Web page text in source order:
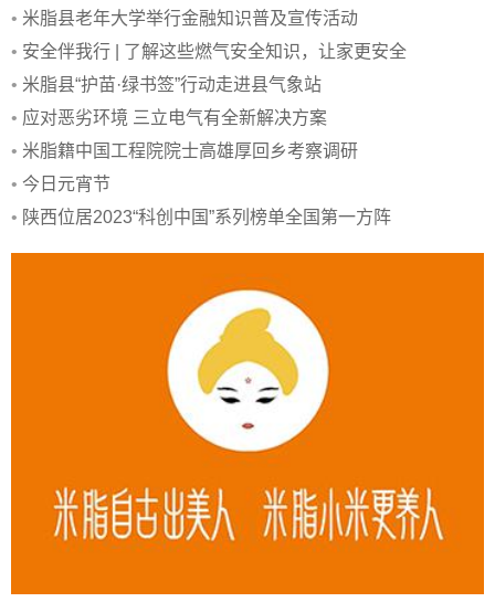
• 米脂县老年大学举行金融知识普及宣传活动
• 安全伴我行 | 了解这些燃气安全知识，让家更安全
• 米脂县“护苗·绿书签”行动走进县气象站
• 应对恶劣环境 三立电气有全新解决方案
• 米脂籍中国工程院院士高雄厚回乡考察调研
• 今日元宵节
• 陕西位居2023“科创中国”系列榜单全国第一方阵